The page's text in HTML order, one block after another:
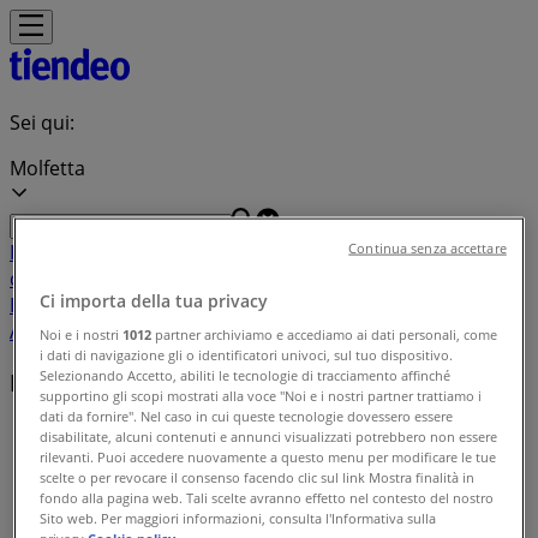
Sei qui:
Molfetta
In Evidenza ElettronicaNovitàCura
casa e corpo
BenessereInfanzia e giochiAnimali
AssicurazioniViaggiRistorantiServizi
Indice delle offerte in Molfetta
Tiendeo a Molfetta»
Indice delle offerte
Ci importa della tua privacy
Noi e i nostri 1012 partner archiviamo e accediamo ai dati personali, come
i dati di navigazione gli o identificatori univoci, sul tuo dispositivo.
Selezionando Accetto, abiliti le tecnologie di tracciamento affinché
supportino gli scopi mostrati alla voce "Noi e i nostri partner trattiamo i
dati da fornire". Nel caso in cui queste tecnologie dovessero essere
disabilitate, alcuni contenuti e annunci visualizzati potrebbero non essere
rilevanti. Puoi accedere nuovamente a questo menu per modificare le tue
scelte o per revocare il consenso facendo clic sul link Mostra finalità in
fondo alla pagina web. Tali scelte avranno effetto nel contesto del nostro
Sito web. Per maggiori informazioni, consulta l'Informativa sulla
Continua senza accettare